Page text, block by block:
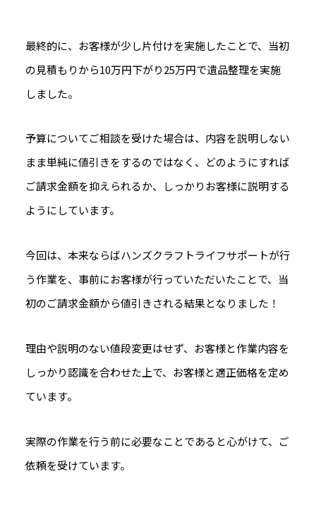
最終的に、お客様が少し片付けを実施したことで、当初
の見積もりから10万円下がり25万円で遺品整理を実施
しました。
予算についてご相談を受けた場合は、内容を説明しない
まま単純に値引きをするのではなく、どのようにすれば
ご請求金額を抑えられるか、しっかりお客様に説明する
ようにしています。
今回は、本来ならばハンズクラフトライフサポートが行
う作業を、事前にお客様が行っていただいたことで、当
初のご請求金額から値引きされる結果となりました！
理由や説明のない値段変更はせず、お客様と作業内容を
しっかり認識を合わせた上で、お客様と適正価格を定め
ています。
実際の作業を行う前に必要なことであると心がけて、ご
依頼を受けています。